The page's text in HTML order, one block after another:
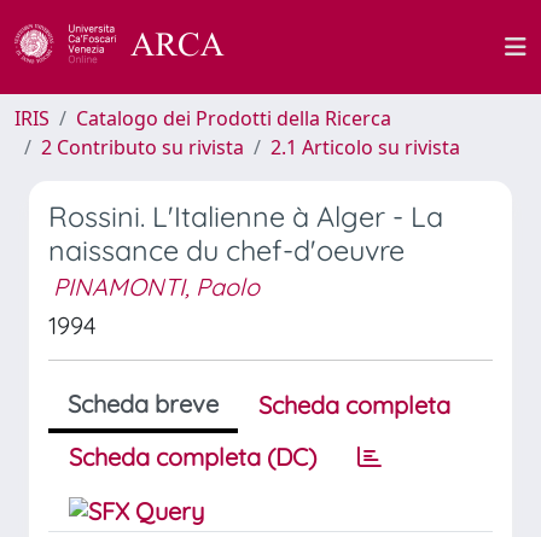
IRIS
Catalogo dei Prodotti della Ricerca
2 Contributo su rivista
2.1 Articolo su rivista
Rossini. L'Italienne à Alger - La
naissance du chef-d'oeuvre
PINAMONTI, Paolo
1994
Scheda breve
Scheda completa
Scheda completa (DC)